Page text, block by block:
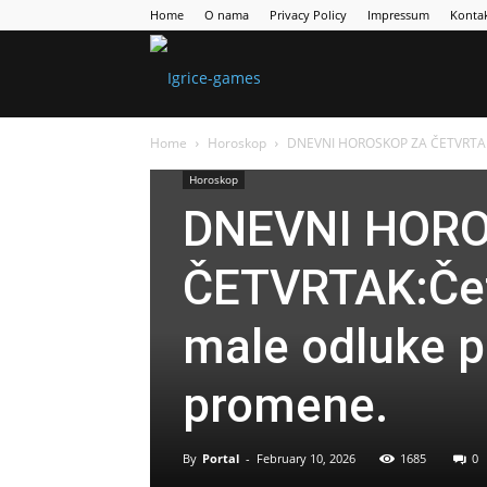
Home O nama Privacy Policy Impressum
Home Horoskop DNEVNI HOROSKOP ZA
Horoskop
DNEVNI
male odluke
promene.
By Portal - February 10, 2026 1685 0